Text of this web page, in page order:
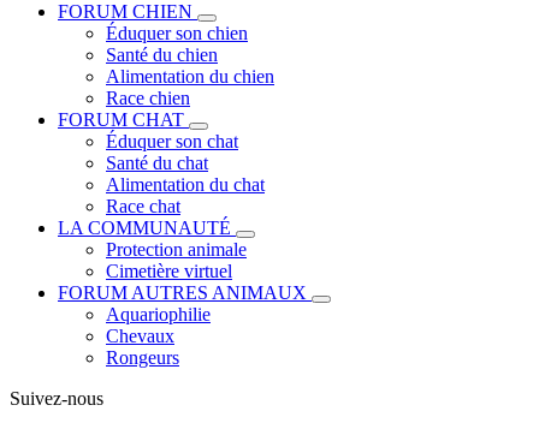
FORUM CHIEN
Éduquer son chien
Santé du chien
Alimentation du chien
Race chien
FORUM CHAT
Éduquer son chat
Santé du chat
Alimentation du chat
Race chat
LA COMMUNAUTÉ
Protection animale
Cimetière virtuel
FORUM AUTRES ANIMAUX
Aquariophilie
Chevaux
Rongeurs
Suivez-nous